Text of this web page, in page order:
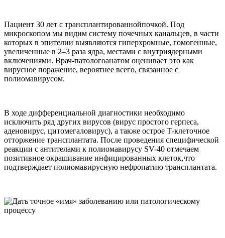
Пациент 30 лет с трансплантированнойпочкой. Под
микроскопом мы видим систему почечных канальцев, в части
которых в эпителии выявляются гиперхромные, гомогенные,
увеличенные в 2–3 раза ядра, местами с внутриядерными
включениями. Врач-патологоанатом оценивает это как
вирусное поражение, вероятнее всего, связанное с
полиомавирусом.
В ходе дифференциальной диагностики необходимо
исключить ряд других вирусов (вирус простого герпеса,
аденовирус, цитомегаловирус), а также острое Т-клеточное
отторжение трансплантата. После проведения специфической
реакции с антителами к полиомавирусу SV-40 отмечаем
позитивное окрашивание инфицированных клеток,что
подтверждает полиомавирусную нефропатию трансплантата.